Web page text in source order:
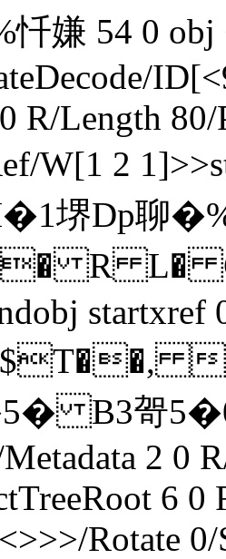
忏嫌 54 0
R/Length
W[1 2
堺Dp
R L�
B3哿
2 0
6 0
Rotate 0/